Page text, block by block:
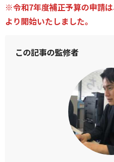
※令和7年度補正予算の申請
より開始いたしました。
この記事の監修者